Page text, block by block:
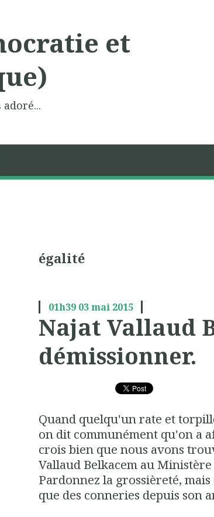
et
égalité
01h39 03mai 2015
Najat Vallaud
démissionner.
Quand quelqu'un rate et
on dit communément qu'on a
crois bien que nous avons
Vallaud Belkacem au
Pardonnez la grossièreté,
que des conneries depuis son